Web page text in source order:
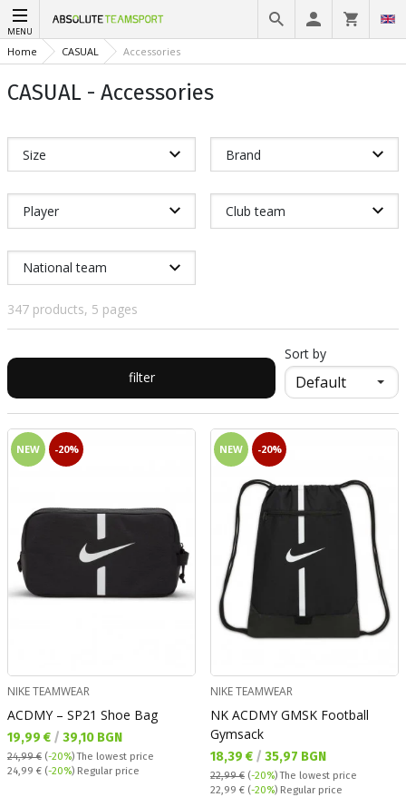
MENU
Home CASUAL Accessories
CASUAL - Accessories
Size Brand
Player Club team
National team
347 products, 5 pages
filter
Sort by
NEW -20%
NIKE TEAMWEAR
ACDMY – SP21 Shoe Bag
Текуща цена:
19,99 € / 39,10 BGN
24,99 € (-20%)The lowest price
Regular price:
24,99 € (-20%) Regular price
NEW -20%
NIKE TEAMWEAR
NK ACDMY GMSK Football
Gymsack
Текуща цена:
18,39 € / 35,97 BGN
22,99 € (-20%)The lowest price
Regular price:
22,99 € (-20%) Regular price